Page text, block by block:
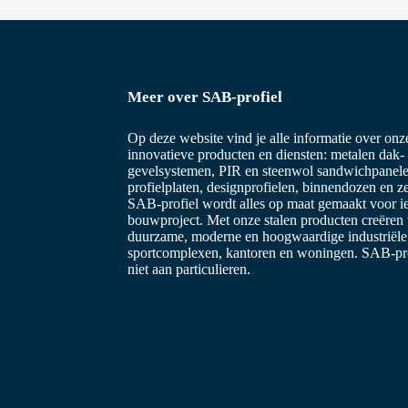
Meer over SAB-profiel
Op deze website vind je alle informatie over
innovatieve producten en diensten: metalen dak-
gevelsystemen, PIR en steenwol
profielplaten, designprofielen, binnendozen en
SAB-profiel wordt alles op maat gemaakt voor
bouwproject. Met onze stalen producten creëren
duurzame, moderne en hoogwaardige
sportcomplexen, kantoren en woningen. SAB-
niet aan particulieren.